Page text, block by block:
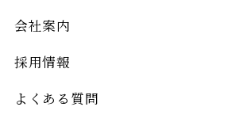
会社案内
採用情報
よくある質問